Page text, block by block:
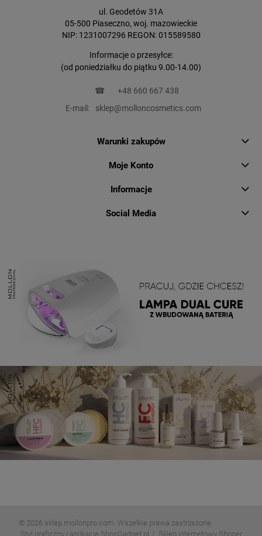
ul. Geodetów 31A
05-500 Piaseczno, woj. mazowieckie
NIP: 1231007296 REGON: 015589580
Informacje o przesyłce:
(od poniedziałku do piątku 9.00-14.00)
☎
+48 660 667 438
E-mail:
sklep@molloncosmetics.com
Warunki zakupów
Moje Konto
Informacje
Social Media
© 2026 sklep.mollonpro.com. Wszelkie prawa zastrzeżone.
Styl graficzny i aplikacje ShopGadget.pl
Sklep internetowy Shoper